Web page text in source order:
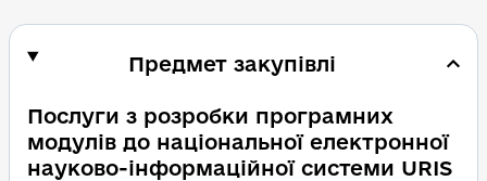
Предмет закупівлі
Послуги з розробки програмних
модулів до національної електронної
науково-інформаційної системи URIS